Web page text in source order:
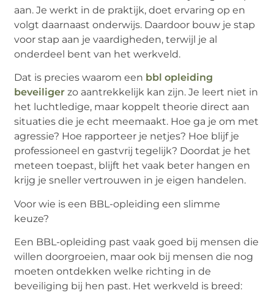
aan. Je werkt in de praktijk, doet ervaring op en
volgt daarnaast onderwijs. Daardoor bouw je stap
voor stap aan je vaardigheden, terwijl je al
onderdeel bent van het werkveld.
Dat is precies waarom een bbl opleiding
beveiliger zo aantrekkelijk kan zijn. Je leert niet in
het luchtledige, maar koppelt theorie direct aan
situaties die je echt meemaakt. Hoe ga je om met
agressie? Hoe rapporteer je netjes? Hoe blijf je
professioneel en gastvrij tegelijk? Doordat je het
meteen toepast, blijft het vaak beter hangen en
krijg je sneller vertrouwen in je eigen handelen.
Voor wie is een BBL-opleiding een slimme
keuze?
Een BBL-opleiding past vaak goed bij mensen die
willen doorgroeien, maar ook bij mensen die nog
moeten ontdekken welke richting in de
beveiliging bij hen past. Het werkveld is breed: